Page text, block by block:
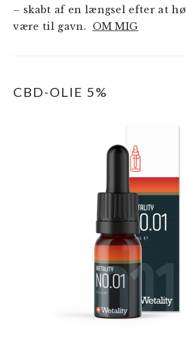
– skabt af en længsel efter at
være til gavn. OM MIG
CBD-OLIE 5%